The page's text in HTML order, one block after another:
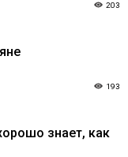
203
193
знает, как